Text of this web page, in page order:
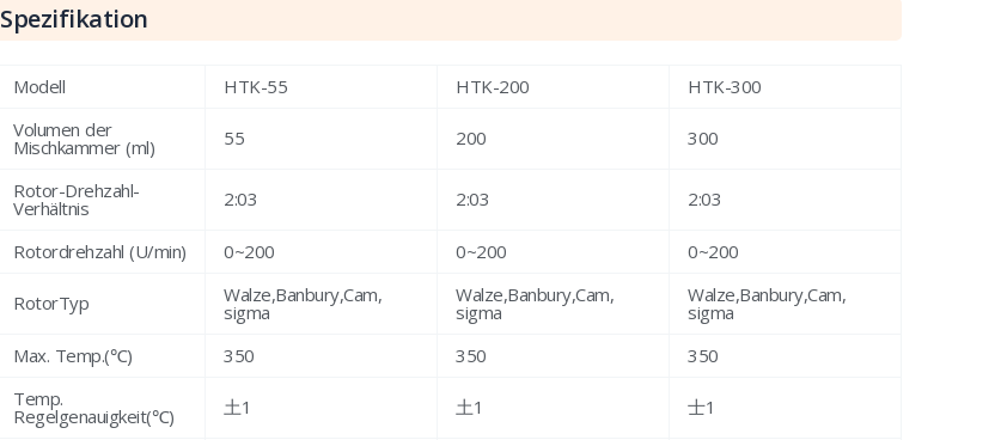
Spezifikation
Modell HTK-55 HTK-200
HTK-300
Volumen der
Mischkammer (ml) 55 200 300
Rotor-Drehzahl-
Verhältnis 2:03 2:03 2:03
Rotordrehzahl (U/min) 0~200 0~200 0~200
RotorTyp Walze,Banbury,Cam,
sigma
Walze,Banbury,Cam,
sigma
Walze,Banbury,Cam,
sigma
Max. Temp.(℃)
350 350
350
Temp.
Regelgenauigkeit(℃) 土1 土1 士1